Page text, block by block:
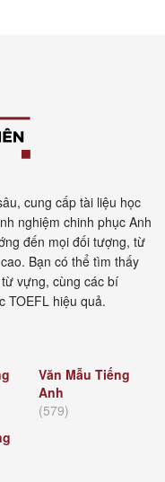
cung cấp tài liệu học
nghiệm chinh phục Anh
đến mọi đối tượng, từ
Bạn có thể tìm thấy
vựng, cùng các bí
TOEFL hiệu quả.
Văn Mẫu Tiếng
Anh
(579)